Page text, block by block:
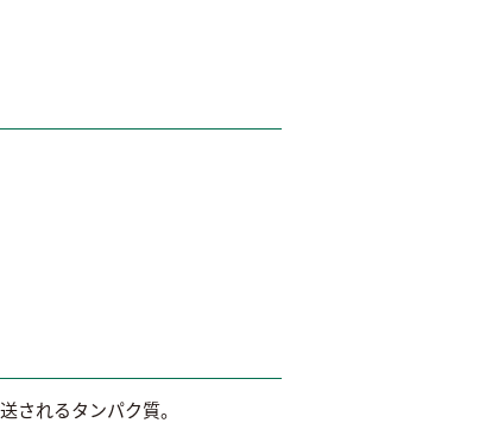
れるタンパク質。